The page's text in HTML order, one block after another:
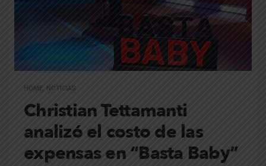
HOME, NOTICIAS
Christian Tettamanti
analizó el costo de las
expensas en “Basta Baby”